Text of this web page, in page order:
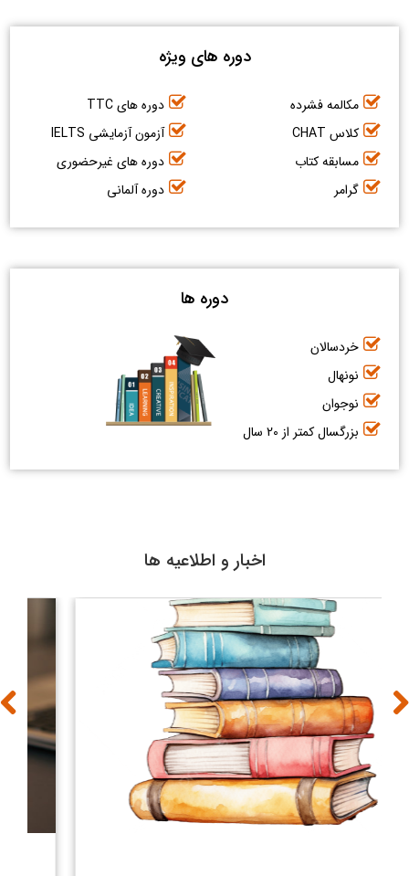
دوره های ویژه
مکالمه فشرده
دوره های TTC
کلاس CHAT
آزمون آزمایشی IELTS
مسابقه کتاب
دوره های غیرحضوری
گرامر
دوره آلمانی
دوره ها
خردسالان
نونهال
نوجوان
بزرگسال کمتر از 20 سال
اخبار و اطلاعیه ها